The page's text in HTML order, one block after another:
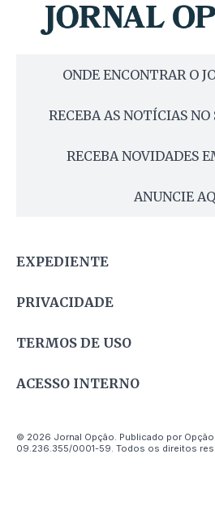
ONDE ENCONTRAR O
RECEBA AS NOTÍCIAS NO
RECEBA NOVIDADES
ANUNCIE
EXPEDIENTE
PRIVACIDADE
TERMOS DE USO
ACESSO INTERNO
© 2026 Jornal Opção. Publicado por Opção
09.236.355/0001-59. Todos os direitos